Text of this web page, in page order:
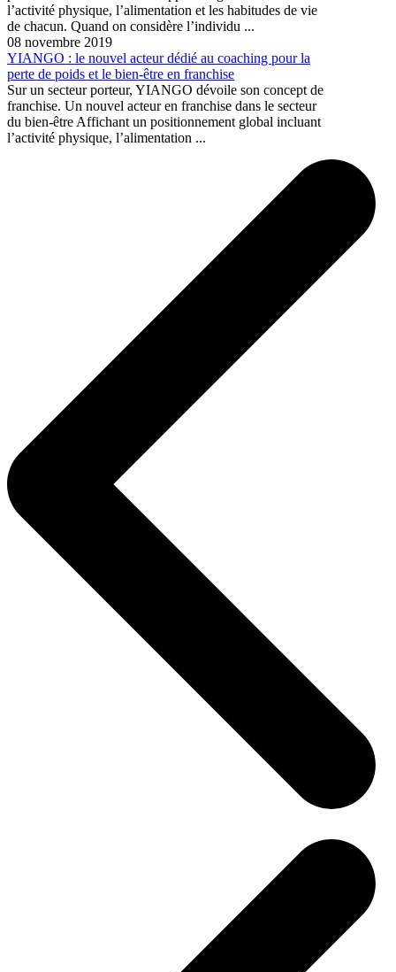
l’activité physique, l’alimentation et les habitudes de vie
de chacun. Quand on considère l’individu ...
08 novembre 2019
YIANGO : le nouvel acteur dédié au coaching pour la
perte de poids et le bien-être en franchise
Sur un secteur porteur, YIANGO dévoile son concept de
franchise. Un nouvel acteur en franchise dans le secteur
du bien-être Affichant un positionnement global incluant
l’activité physique, l’alimentation ...